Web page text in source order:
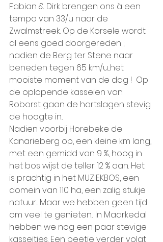
Fabian & Dirk brengen ons à een
tempo van 33/u naar de
Zwalmstreek. Op de Korsele wordt
al eens goed doorgereden ;
nadien de Berg ter Stene naar
beneden tegen 65 km/u....het
mooiste moment van de dag !  Op
de oplopende kasseien van
Roborst gaan de hartslagen stevig
de hoogte in...
Nadien voorbij Horebeke de
Kanarieberg op, een kleine km lang,
met een gemidd van 9 %, hoog in
het bos wijst de teller 12 % aan. Het
is prachtig in het MUZIEKBOS, een
domein van 110 ha, een zalig stukje
natuur... Maar we hebben geen tijd
om veel te genieten... In Maarkedal
hebben we nog een paar stevige
kasseitjes. Een beetje verder volgt